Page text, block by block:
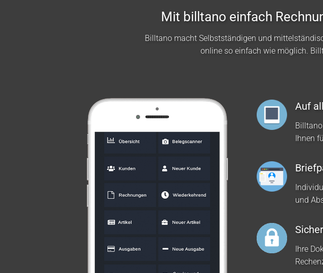
Mit billtano einfach
Billtano macht Selbstständigen und
online so einfach wie möglich.
Auf
Ihnen
und
Ihre